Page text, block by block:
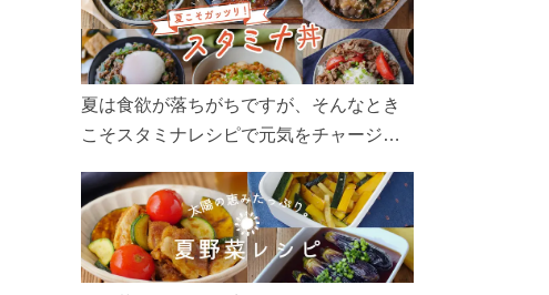
こめ油をもっと好きになるコンテンツを
ぜひお楽しみください。
夏は食欲が落ちがちですが、そんなとき
こそスタミナレシピで元気をチャージ！
リ食べて、夏バテを吹き飛ばしましょ
う！